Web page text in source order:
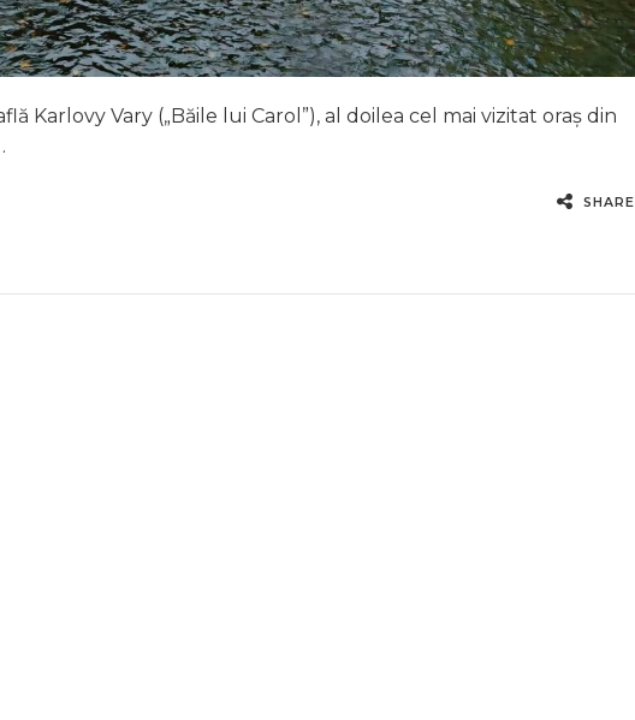
Karlovy Vary („Băile lui Carol”), al doilea cel mai vizitat oraș din
SHARE